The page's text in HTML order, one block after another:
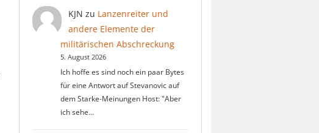
KJN zu Lanzenreiter und
andere Elemente der
militärischen Abschreckung
5. August 2026
Ich hoffe es sind noch ein paar Bytes
für eine Antwort auf Stevanovic auf
dem Starke-Meinungen Host: "Aber
ich sehe…